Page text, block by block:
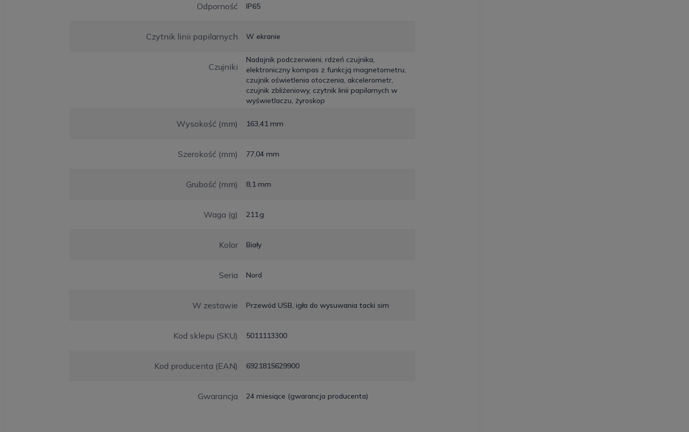
Odporność IP65
Czytnik linii papilarnych W ekranie
Czujniki
Nadajnik podczerwieni, rdzeń czujnika,
elektroniczny kompas z funkcją magnetometru,
czujnik oświetlenia otoczenia, akcelerometr,
czujnik zbliżeniowy, czytnik linii papilarnych w
wyświetlaczu, żyroskop
Wysokość (mm) 163,41 mm
Szerokość (mm) 77,04 mm
Grubość (mm) 8,1 mm
Waga (g) 211 g
Kolor Biały
Seria Nord
W zestawie Przewód USB, igła do wysuwania tacki sim
Kod sklepu (SKU) 5011113300
Kod producenta (EAN) 6921815629900
Gwarancja 24 miesiące (gwarancja producenta)